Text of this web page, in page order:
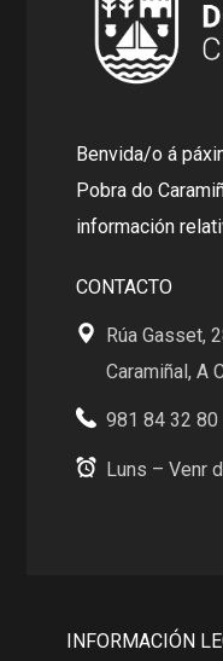
Benvida/o á
Pobra do
información
CONTACTO
Rúa Gasset,
Caramiñal, A
981 84 32 80
Luns – Venr
INFORMACIÓN